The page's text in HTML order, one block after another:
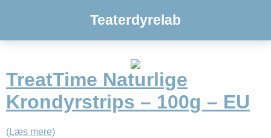
Teaterdyrelab
TreatTime Naturlige
Krondyrstrips – 100g – EU
(Læs mere)